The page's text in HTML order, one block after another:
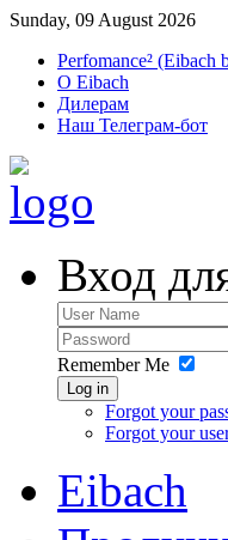
Sunday, 09 August 2026
Perfomance² (Eibach
O Eibach
Дилерам
Наш Телеграм-бот
Вход
Remember Me
Log in
Forgot your
Forgot your
Eibach